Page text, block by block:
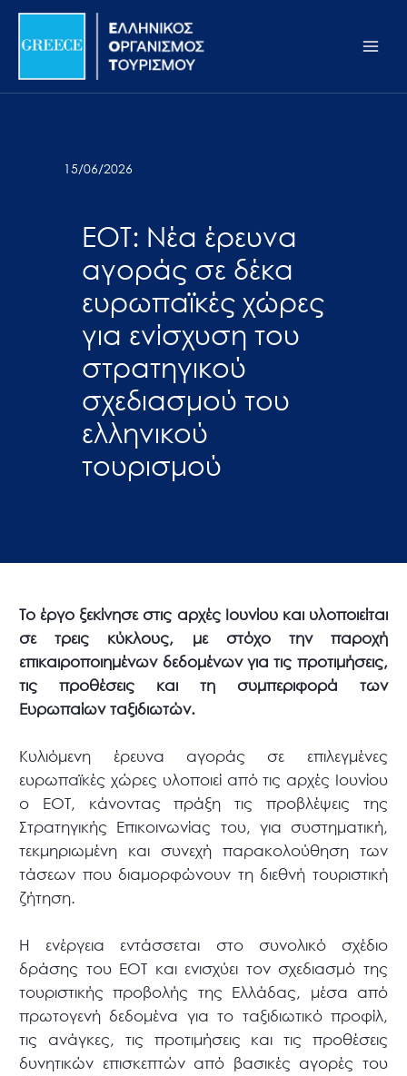
Σημείωση:
ιστότοπος
προσβασιμότητας.
Μετάβαση
περιεχόμενο
15/06/2026
ΕΟΤ: Νέα έρευνα
αγοράς σε δέκα
ευρωπαϊκές χώρες
για ενίσχυση του
στρατηγικού
σχεδιασμού του
ελληνικού
τουρισμού
Το έργο ξεκίνησε στις αρχές Ιουνίου και υλοποιείται
σε τρεις κύκλους, με στόχο την παροχή
επικαιροποιημένων δεδομένων για τις προτιμήσεις,
τις προθέσεις και τη συμπεριφορά των
Ευρωπαίων ταξιδιωτών.
Κυλιόμενη έρευνα αγοράς σε επιλεγμένες
ευρωπαϊκές χώρες υλοποιεί από τις αρχές Ιουνίου
ο ΕΟΤ, κάνοντας πράξη τις προβλέψεις της
Στρατηγικής Επικοινωνίας του, για συστηματική,
τεκμηριωμένη και συνεχή παρακολούθηση των
τάσεων που διαμορφώνουν τη διεθνή τουριστική
ζήτηση.
Η ενέργεια εντάσσεται στο συνολικό σχέδιο
δράσης του ΕΟΤ και ενισχύει τον σχεδιασμό της
τουριστικής προβολής της Ελλάδας, μέσα από
πρωτογενή δεδομένα για το ταξιδιωτικό προφίλ,
τις ανάγκες, τις προτιμήσεις και τις προθέσεις
δυνητικών επισκεπτών από βασικές αγορές του